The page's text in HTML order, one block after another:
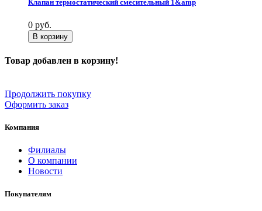
Клапан термостатический смесительный 1&amp
0 руб.
В корзину
Товар добавлен в корзину!
Продолжить покупку
Оформить заказ
Компания
Филиалы
О компании
Новости
Покупателям